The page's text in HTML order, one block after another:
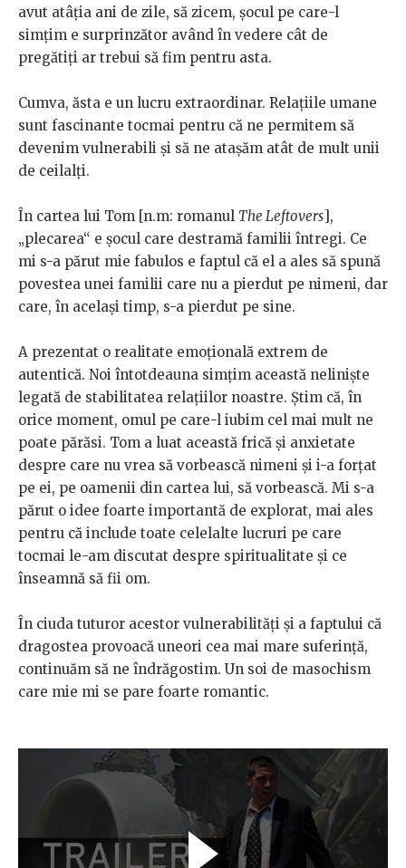
avut atâția ani de zile, să zicem, șocul pe care-l
simțim e surprinzător având în vedere cât de
pregătiți ar trebui să fim pentru asta.
Cumva, ăsta e un lucru extraordinar. Relațiile umane
sunt fascinante tocmai pentru că ne permitem să
devenim vulnerabili și să ne atașăm atât de mult unii
de ceilalți.
În cartea lui Tom [n.m: romanul The Leftovers ],
„plecarea“ e șocul care destramă familii întregi. Ce
mi s-a părut mie fabulos e faptul că el a ales să spună
povestea unei familii care nu a pierdut pe nimeni, dar
care, în același timp, s-a pierdut pe sine.
A prezentat o realitate emoțională extrem de
autentică. Noi întotdeauna simțim această neliniște
legată de stabilitatea relațiilor noastre. Știm că, în
orice moment, omul pe care-l iubim cel mai mult ne
poate părăsi. Tom a luat această frică și anxietate
despre care nu vrea să vorbească nimeni și i-a forțat
pe ei, pe oamenii din cartea lui, să vorbească. Mi s-a
părut o idee foarte importantă de explorat, mai ales
pentru că include toate celelalte lucruri pe care
tocmai le-am discutat despre spiritualitate și ce
înseamnă să fii om.
În ciuda tuturor acestor vulnerabilități și a faptului că
dragostea provoacă uneori cea mai mare suferință,
continuăm să ne îndrăgostim. Un soi de masochism
care mie mi se pare foarte romantic.